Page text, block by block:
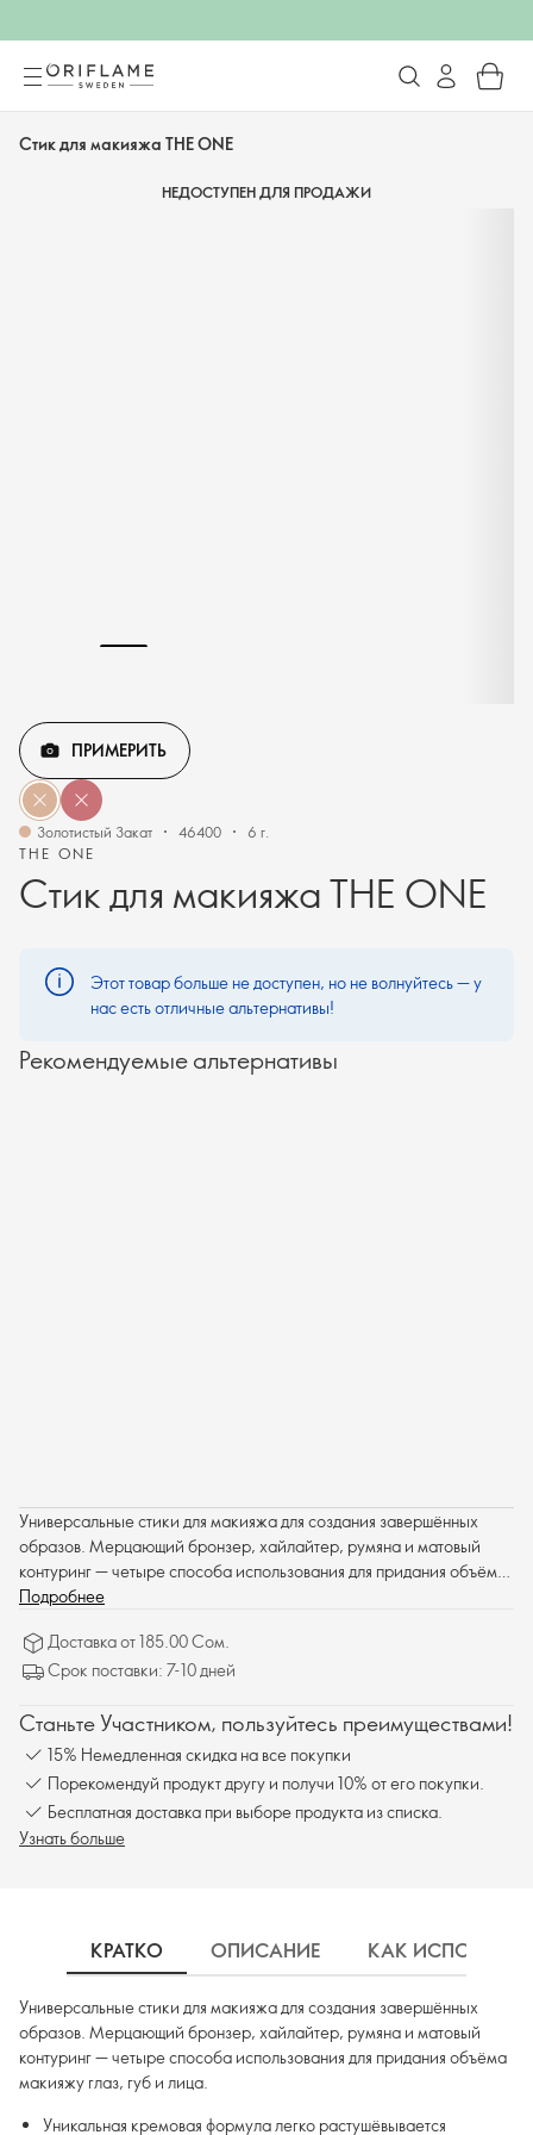
Стик для макияжа THE ONE
НЕДОСТУПЕН ДЛЯ ПРОДАЖИ
THE ONE
Стик для макияжа THE ONE
ПРИМЕРИТЬ
Золотистый Закат 46400 6 г.
Этот товар больше не доступен, но не волнуйтесь — у
нас есть отличные альтернативы!
Рекомендуемые альтернативы
Универсальные стики для макияжа для создания завершённых
образов. Мерцающий бронзер, хайлайтер, румяна и матовый
контуринг — четыре способа использования для придания объёма
макияжу глаз, губ и лица.
Подробнее
Доставка от 185.00 Сом.
Срок поставки: 7-10 дней
Станьте Участником, пользуйтесь преимуществами!
15% Немедленная скидка на все покупки
Порекомендуй продукт другу и получи 10% от его покупки.
Бесплатная доставка при выборе продукта из списка.
Узнать больше
КРАТКО ОПИСАНИЕ КАК
Универсальные стики для макияжа для создания завершённых
образов. Мерцающий бронзер, хайлайтер, румяна и матовый
контуринг — четыре способа использования для придания объёма
макияжу глаз, губ и лица.
Уникальная кремовая формула легко растушёвывается